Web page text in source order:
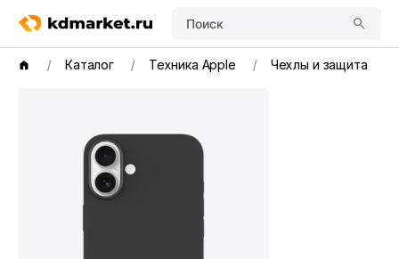
Поиск
Каталог Техника Apple Чехлы и защита